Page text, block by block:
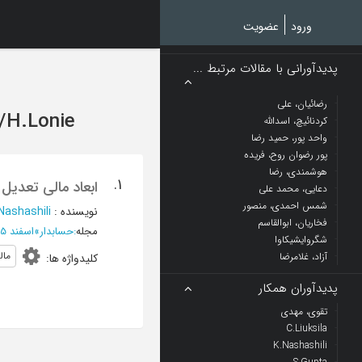
ورود عضویت
پدیدآورانی با مقالات مرتبط ...
رضائیان، علی
کردنائیچ، اسدالله
واحد پور، حمید رضا
پور رضوان روح، فریده
هوشمندی، رضا
دعایی، محمد علی
شمس احمدی، منصور
فخاریان، ابوالقاسم
شگروایشیکاوا
آزاد، غلامرضا
پدیدآوران همکار
تقوی، مهدی
H.Lonie
1. ابعاد مالی
نویسنده :
مجله:حسابدار»اسفند 1375 - شماره 118
کلیدواژه ها: